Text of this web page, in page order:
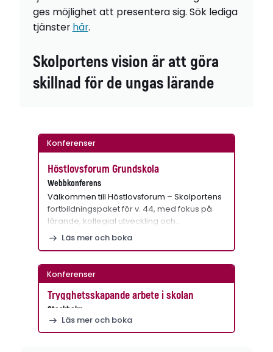
ges möjlighet att presentera sig. Sök lediga
tjänster här.
Skolportens vision är att göra
skillnad för de ungas lärande
Konferenser
Höstlovsforum Grundskola
Webbkonferens
Välkommen till Höstlovsforum – Skolportens
fortbildningspaket för v. 44, med fokus på
lärande, kollegial utveckling och…
Läs mer och boka
Konferenser
Trygghetsskapande arbete i skolan
Stockholm
Läs mer och boka